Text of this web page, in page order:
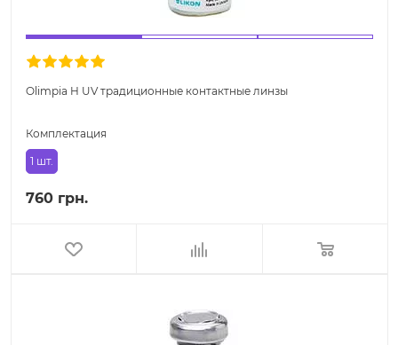
Olimpia H UV традиционные контактные линзы
Комплектация
1 шт.
760 грн.